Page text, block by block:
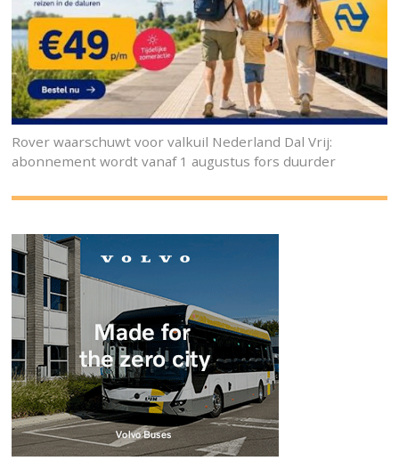
Rover waarschuwt voor valkuil Nederland Dal Vrij:
abonnement wordt vanaf 1 augustus fors duurder